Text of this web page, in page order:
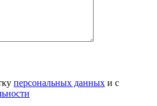
персональных данных и с